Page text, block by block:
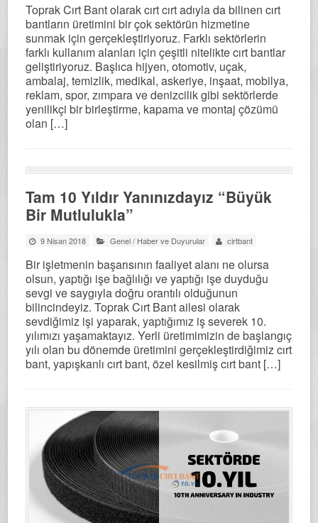
Toprak Cırt Bant olarak cırt cırt adıyla da bilinen cırt
bantların üretimini bir çok sektörün hizmetine
sunmak için gerçekleştiriyoruz. Farklı sektörlerin
farklı kullanım alanları için çeşitli nitelikte cırt bantlar
geliştiriyoruz. Başlıca hijyen, otomotiv, uçak,
ambalaj, temizlik, medikal, askeriye, inşaat, mobilya,
reklam, spor, zımpara ve denizcilik gibi sektörlerde
yenilikçi bir birleştirme, kapama ve montaj çözümü
olan […]
Tam 10 Yıldır Yanınızdayız “Büyük
Bir Mutlulukla”
9 Nisan 2018 Genel/ Haber ve Duyurular cirtbant
Bir işletmenin başarısının faaliyet alanı ne olursa
olsun, yaptığı işe bağlılığı ve yaptığı işe duyduğu
sevgi ve saygıyla doğru orantılı olduğunun
bilincindeyiz. Toprak Cırt Bant ailesi olarak
sevdiğimiz işi yaparak, yaptığımız iş severek 10.
yılımızı yaşamaktayız. Yerli üretimimizin de başlangıç
yılı olan bu dönemde üretimini gerçekleştirdiğimiz cırt
bant, yapışkanlı cırt bant, özel kesilmiş cırt bant […]